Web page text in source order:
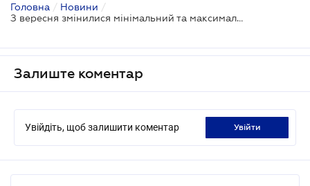
Головна / Новини /
З вересня змінилися мінімальний та максимальний ЄСВ за місяць
Залиште коментар
Увійдіть, щоб залишити коментар увійти